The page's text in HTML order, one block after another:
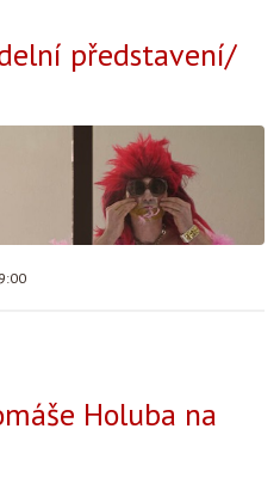
představení/
Holuba na